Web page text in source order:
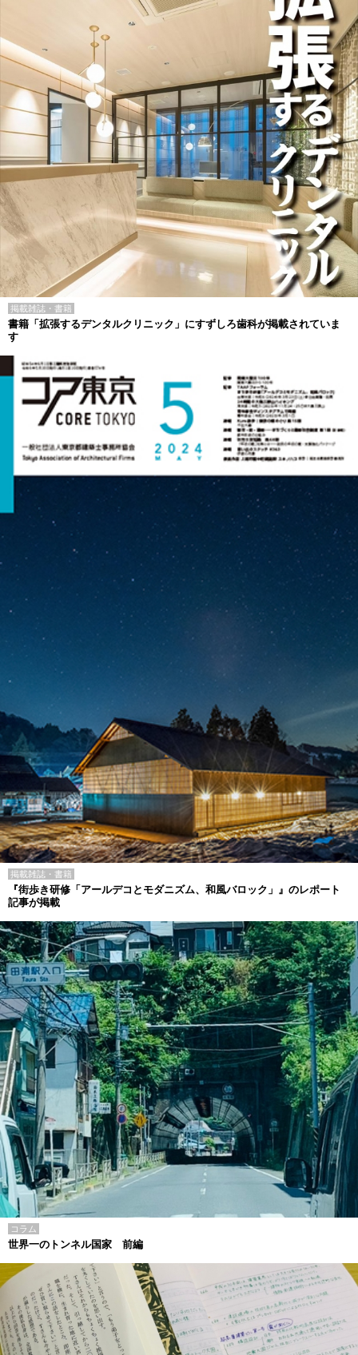
掲載雑誌・書籍
書籍「拡張するデンタルクリニック」にすずしろ歯科が掲載されていま
す
掲載雑誌・書籍
『街歩き研修「アールデコとモダニズム、和風バロック」』のレポート
記事が掲載
コラム
世界一のトンネル国家 前編